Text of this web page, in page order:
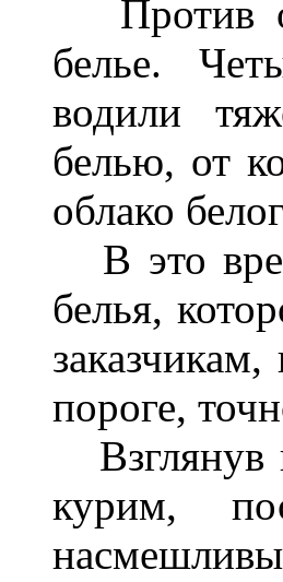
Против
белье.
водили
белью, от
облако
В это
белья,
пороге,
Взглянув
курим,